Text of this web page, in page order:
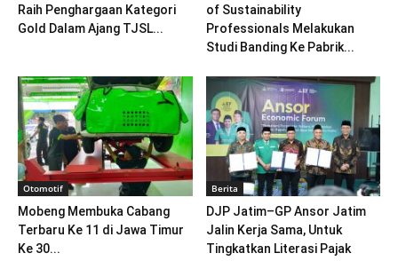
Raih Penghargaan Kategori
Gold Dalam Ajang TJSL...
of Sustainability
Professionals Melakukan
Studi Banding Ke Pabrik...
Otomotif
Mobeng Membuka Cabang
Terbaru Ke 11 di Jawa Timur
Ke 30...
Berita
DJP Jatim–GP Ansor Jatim
Jalin Kerja Sama, Untuk
Tingkatkan Literasi Pajak